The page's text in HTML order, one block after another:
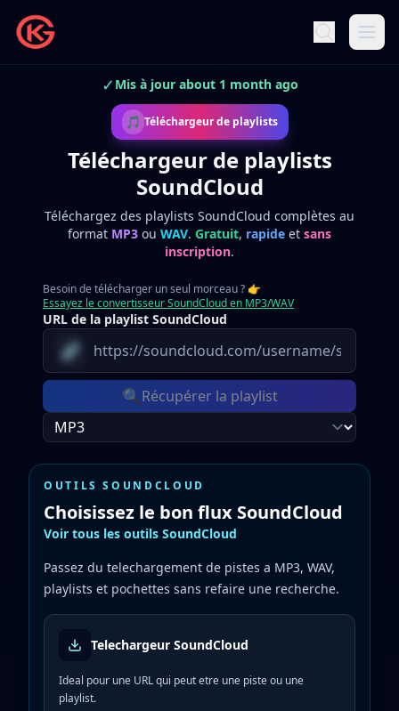
✓ Mis à jour about 1 month ago
🎵 Téléchargeur de playlists
Téléchargeur de playlists
SoundCloud
Téléchargez des playlists SoundCloud complètes au
format MP3 ou WAV. Gratuit, rapide et sans
inscription.
URL de la playlist SoundCloud
Besoin de télécharger un seul morceau ? 👉
Essayez le convertisseur SoundCloud en MP3/WAV
🔗
🔍Récupérer la playlist
OUTILS SOUNDCLOUD
Choisissez le bon flux SoundCloud
Voir tous les outils SoundCloud
Passez du telechargement de pistes a MP3, WAV,
playlists et pochettes sans refaire une recherche.
Telechargeur SoundCloud
Ideal pour une URL qui peut etre une piste ou une
playlist.